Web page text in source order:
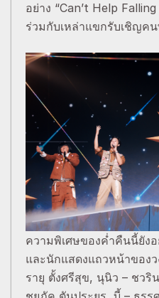
อย่าง “Can’t Help
ร่วมกับเหล่าแขกรับเชิญคน
ความพิเศษของค่ำคืนนี้ยัง
และนักแสดงแถวหน้าของว
รายุ ตั้งศรีสุข, นุนิว – ชวริ